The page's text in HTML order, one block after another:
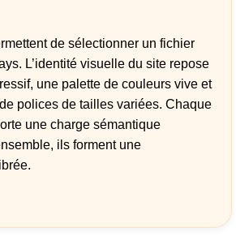
de sélectionner un fichier
L’identité visuelle du site repose
une palette de couleurs vive et
polices de tailles variées. Chaque
une charge sémantique
ils forment une